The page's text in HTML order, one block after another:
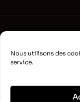
Nous utilisons des
service.